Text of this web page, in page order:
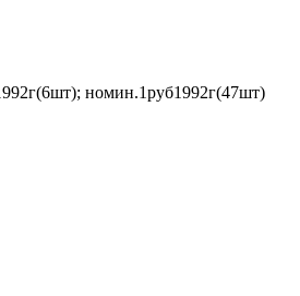
номин.1руб1992г(47шт)